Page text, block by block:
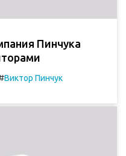
Пинчука
Виктор Пинчук